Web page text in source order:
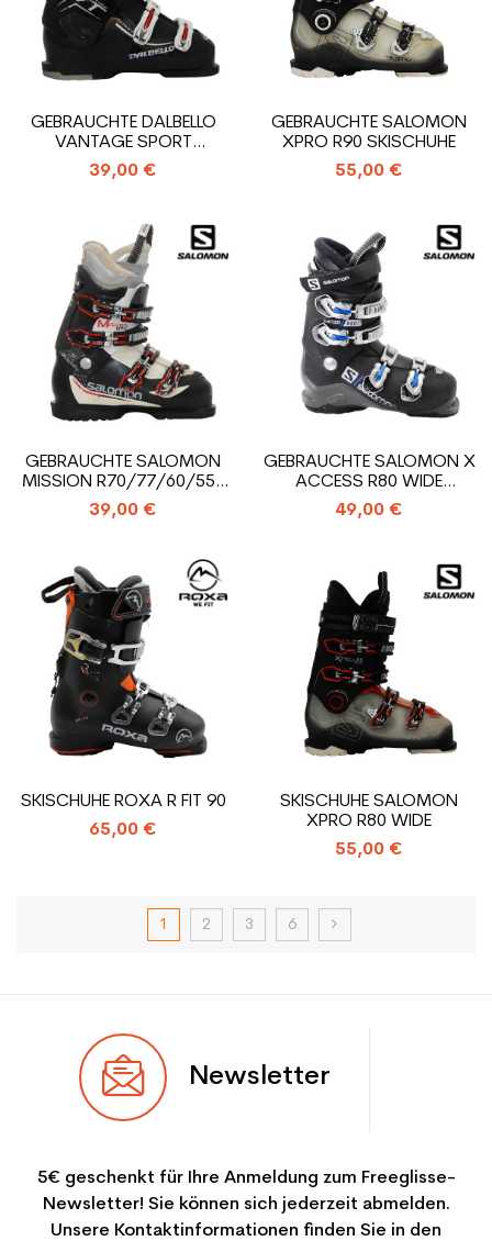
GEBRAUCHTE DALBELLO
VANTAGE SPORT
SKISCHUHE
39,00 €
GEBRAUCHTE SALOMON
XPRO R90 SKISCHUHE
55,00 €
GEBRAUCHTE SALOMON
MISSION R70/77/60/550
SKISCHUHE
39,00 €
GEBRAUCHTE SALOMON X
ACCESS R80 WIDE
SKISCHUHE
49,00 €
SKISCHUHE ROXA R FIT 90
65,00 €
SKISCHUHE SALOMON
XPRO R80 WIDE
55,00 €
1 2 3 6
Newsletter
5€ geschenkt für Ihre Anmeldung zum Freeglisse-
Newsletter! Sie können sich jederzeit abmelden.
Unsere Kontaktinformationen finden Sie in den